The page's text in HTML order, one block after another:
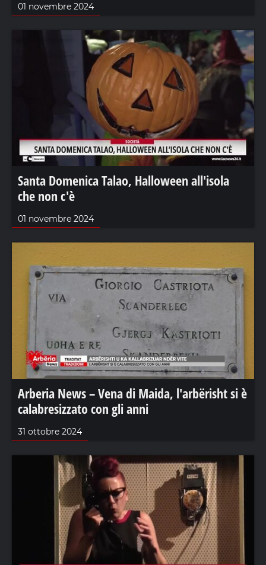
01 novembre 2024
Santa Domenica Talao, Halloween all'isola
che non c'è
01 novembre 2024
Arberia News – Vena di Maida, l'arbërisht si è
calabresizzato con gli anni
31 ottobre 2024